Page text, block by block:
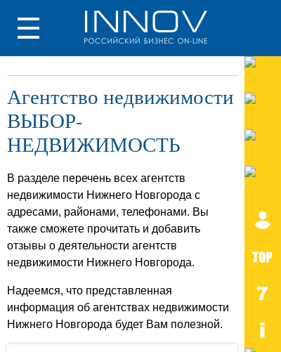
Агентство недвижимости
ВЫБОР-
НЕДВИЖИМОСТЬ
В разделе перечень всех агентств
недвижимости Нижнего Новгорода с
адресами, районами, телефонами. Вы
также сможете прочитать и добавить
отзывы о деятельности агентств
недвижимости Нижнего Новгорода.
Надеемся, что представленная
информация об агентствах недвижимости
Нижнего Новгорода будет Вам полезной.